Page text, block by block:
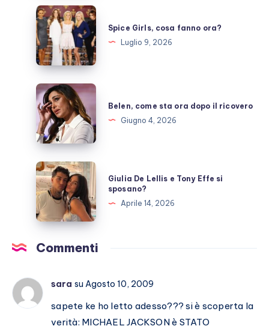
pausa,
fan
preoccupati
Spice
Girls,
cosa
fanno
ora?
Spice Girls, cosa fanno ora?
Luglio 9, 2026
Belen,
come
sta
ora
dopo
il
ricovero
Belen, come sta ora dopo il ricovero
Giugno 4, 2026
Giulia
De
Lellis
e
Tony
Effe
Giulia De Lellis e Tony Effe si
sposano?
Aprile 14, 2026
Commenti
sara su Agosto 10, 2009
sapete ke ho letto adesso??? si è scoperta la
verità: MICHAEL JACKSON è STATO